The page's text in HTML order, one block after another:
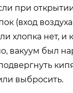
при
(вход
хлопка нет, и
вакуум был
выбросить.